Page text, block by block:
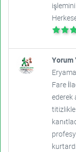
Yorum
Fare
ederek